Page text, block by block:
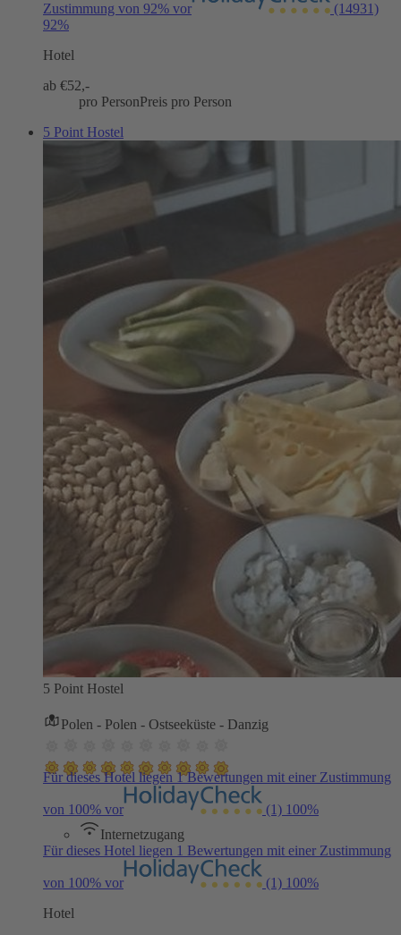
Zustimmung von 92% vor
(14931)
92%
Hotel
ab €52,-
pro PersonPreis pro Person
5 Point Hostel
5 Point Hostel
Polen - Polen - Ostseeküste - Danzig
Für dieses Hotel liegen 1 Bewertungen mit einer Zustimmung
von 100% vor (1) 100%
Internetzugang
Für dieses Hotel liegen 1 Bewertungen mit einer Zustimmung
von 100% vor (1) 100%
Hotel